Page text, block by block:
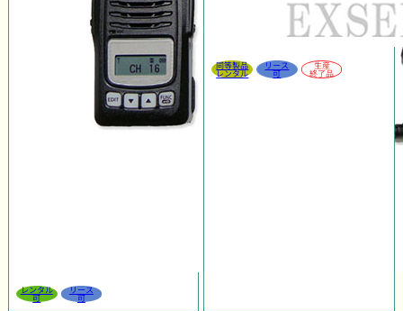
レンタル
可
リース
可
同等製品
レンタル
リース
可
生産
終了品